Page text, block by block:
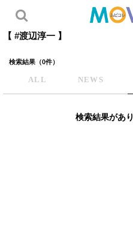
【 #渡辺淳一 】
検索結果（0件）
ALL NEWS
検索結果があ